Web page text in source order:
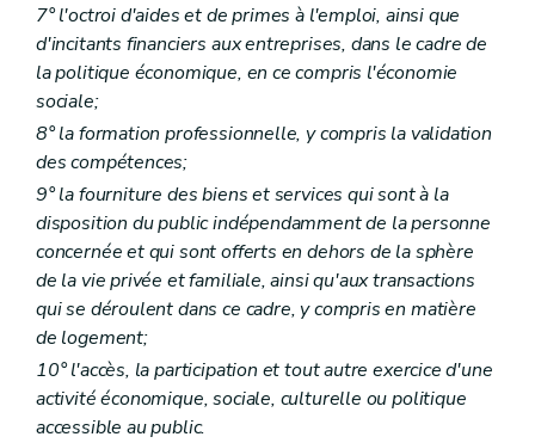
7° l'octroi d'aides et de primes à l'emploi, ainsi que
d'incitants financiers aux entreprises, dans le cadre de
la politique économique, en ce compris l'économie
sociale;
8° la formation professionnelle, y compris la validation
des compétences;
9° la fourniture des biens et services qui sont à la
disposition du public indépendamment de la personne
concernée et qui sont offerts en dehors de la sphère
de la vie privée et familiale, ainsi qu'aux transactions
qui se déroulent dans ce cadre, y compris en matière
de logement;
10° l'accès, la participation et tout autre exercice d'une
activité économique, sociale, culturelle ou politique
accessible au public.